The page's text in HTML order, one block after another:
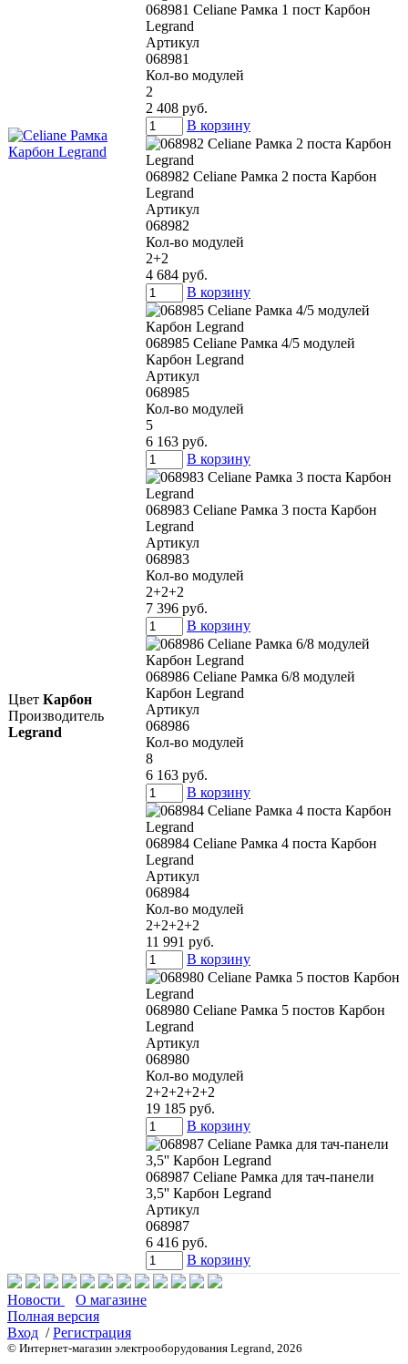
068981 Celiane Рамка 1 пост Карбон
Legrand
Артикул
068981
Кол-во модулей
2
2 408 руб.
В корзину
068982 Celiane Рамка 2 поста Карбон
Legrand
Артикул
068982
Кол-во модулей
2+2
4 684 руб.
В корзину
068985 Celiane Рамка 4/5 модулей
Карбон Legrand
Артикул
068985
Кол-во модулей
5
6 163 руб.
В корзину
068983 Celiane Рамка 3 поста Карбон
Legrand
Артикул
068983
Кол-во модулей
2+2+2
7 396 руб.
В корзину
068986 Celiane Рамка 6/8 модулей
Карбон Legrand
Артикул
068986
Кол-во модулей
8
6 163 руб.
В корзину
068984 Celiane Рамка 4 поста Карбон
Legrand
Артикул
068984
Кол-во модулей
2+2+2+2
11 991 руб.
В корзину
068980 Celiane Рамка 5 постов Карбон
Legrand
Артикул
068980
Кол-во модулей
2+2+2+2+2
19 185 руб.
В корзину
068987 Celiane Рамка для тач-панели
3,5'' Карбон Legrand
Артикул
068987
6 416 руб.
В корзину
Цвет Карбон
Производитель
Legrand
Новости
О магазине
Полная версия
Вход /Регистрация
© Интернет-магазин электрооборудования Legrand, 2026